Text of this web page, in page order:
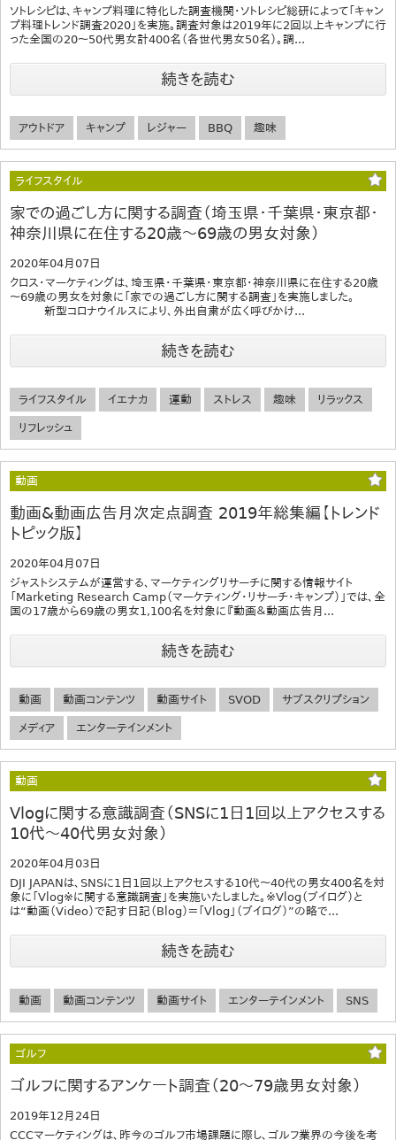
ソトレシピは、キャンプ料理に特化した調査機関・ソトレシピ総研によって「キャン
プ料理トレンド調査2020」を実施。調査対象は2019年に2回以上キャンプに行
った全国の20～50代男女計400名（各世代男女50名）。調...
続きを読む
アウトドア キャンプ レジャー BBQ 趣味
ライフスタイル
家での過ごし方に関する調査（埼玉県・千葉県・東京都・
神奈川県に在住する20歳～69歳の男女対象）
2020年04月07日
クロス・マーケティングは、埼玉県・千葉県・東京都・神奈川県に在住する20歳
～69歳の男女を対象に「家での過ごし方に関する調査」を実施しました。
新型コロナウイルスにより、外出自粛が広く呼びかけ...
続きを読む
ライフスタイル イエナカ 運動 ストレス 趣味 リラックス
リフレッシュ
動画
動画&動画広告月次定点調査 2019年総集編【トレンド
トピック版】
2020年04月07日
ジャストシステムが運営する、マーケティングリサーチに関する情報サイト
「Marketing Research Camp（マーケティング・リサーチ・キャンプ）」では、全
国の17歳から69歳の男女1,100名を対象に『動画＆動画広告月...
続きを読む
動画 動画コンテンツ 動画サイト SVOD サブスクリプション
メディア エンターテインメント
動画
Vlogに関する意識調査（SNSに1日1回以上アクセスする
10代～40代男女対象）
2020年04月03日
DJI JAPANは、SNSに1日1回以上アクセスする10代～40代の男女400名を対
象に「Vlog※に関する意識調査」を実施いたしました。※Vlog（ブイログ）と
は“動画（Video）で記す日記（Blog）＝「Vlog」（ブイログ）”の略で...
続きを読む
動画 動画コンテンツ 動画サイト エンターテインメント SNS
ゴルフ
ゴルフに関するアンケート調査（20～79歳男女対象）
2019年12月24日
CCCマーケティングは、昨今のゴルフ市場課題に際し、ゴルフ業界の今後を考